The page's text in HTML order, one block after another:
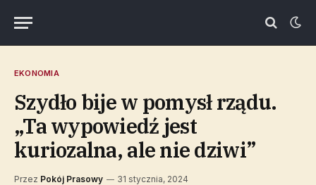
EKONOMIA
Szydło bije w pomysł rządu.
„Ta wypowiedź jest
kuriozalna, ale nie dziwi”
Przez Pokój Prasowy 31 stycznia, 2024